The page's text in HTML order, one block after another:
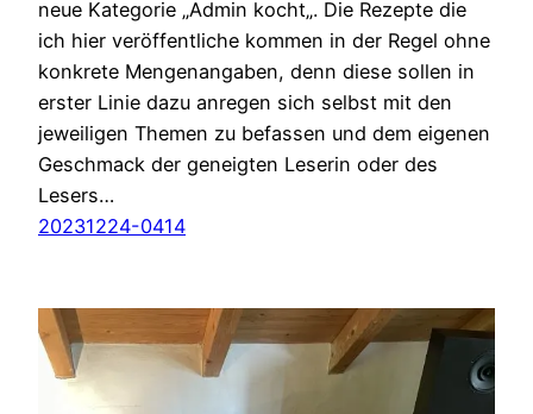
neue Kategorie „Admin kocht„. Die Rezepte die
ich hier veröffentliche kommen in der Regel ohne
konkrete Mengenangaben, denn diese sollen in
erster Linie dazu anregen sich selbst mit den
jeweiligen Themen zu befassen und dem eigenen
Geschmack der geneigten Leserin oder des
Lesers…
20231224-0414